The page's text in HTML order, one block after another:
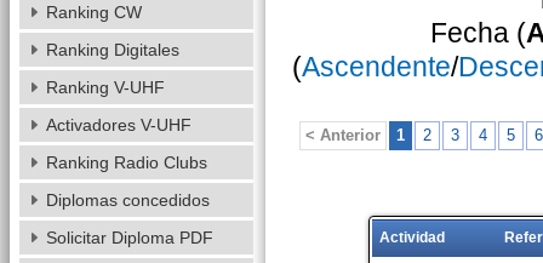
Fecha (
(Ascendente/
< Anterior 1 2 3 4 5 6
Actividad
Ranking CW
Ranking Digitales
Ranking V-UHF
Activadores V-UHF
Ranking Radio Clubs
Diplomas concedidos
Solicitar Diploma PDF